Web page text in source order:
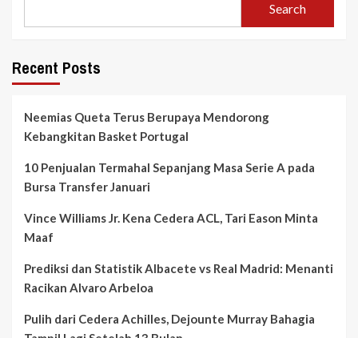
Search
Recent Posts
Neemias Queta Terus Berupaya Mendorong
Kebangkitan Basket Portugal
10 Penjualan Termahal Sepanjang Masa Serie A pada
Bursa Transfer Januari
Vince Williams Jr. Kena Cedera ACL, Tari Eason Minta
Maaf
Prediksi dan Statistik Albacete vs Real Madrid: Menanti
Racikan Alvaro Arbeloa
Pulih dari Cedera Achilles, Dejounte Murray Bahagia